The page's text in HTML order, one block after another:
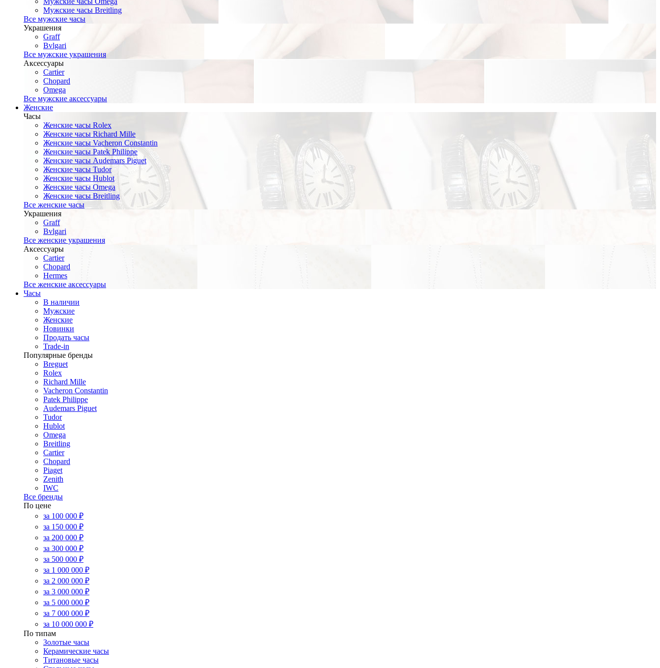
Мужские часы Breitling
Все мужские часы
Украшения
Graff
Bvlgari
Все мужские украшения
Аксессуары
Cartier
Chopard
Omega
Все мужские аксессуары
Женские
Часы
Женские часы Rolex
Женские часы Richard Mille
Женские часы Vacheron Constantin
Женские часы Patek Philippe
Женские часы Audemars Piguet
Женские часы Tudor
Женские часы Hublot
Женские часы Omega
Женские часы Breitling
Все женские часы
Украшения
Graff
Bvlgari
Все женские украшения
Аксессуары
Cartier
Chopard
Hermes
Все женские аксессуары
Часы
В наличии
Мужские
Женские
Новинки
Продать часы
Trade-in
Популярные бренды
Breguet
Rolex
Richard Mille
Vacheron Constantin
Patek Philippe
Audemars Piguet
Tudor
Hublot
Omega
Breitling
Cartier
Chopard
Piaget
Zenith
IWC
Все бренды
По цене
за 100 000 ₽
за 150 000 ₽
за 200 000 ₽
за 300 000 ₽
за 500 000 ₽
за 1 000 000 ₽
за 2 000 000 ₽
за 3 000 000 ₽
за 5 000 000 ₽
за 7 000 000 ₽
за 10 000 000 ₽
По типам
Золотые часы
Керамические часы
Титановые часы